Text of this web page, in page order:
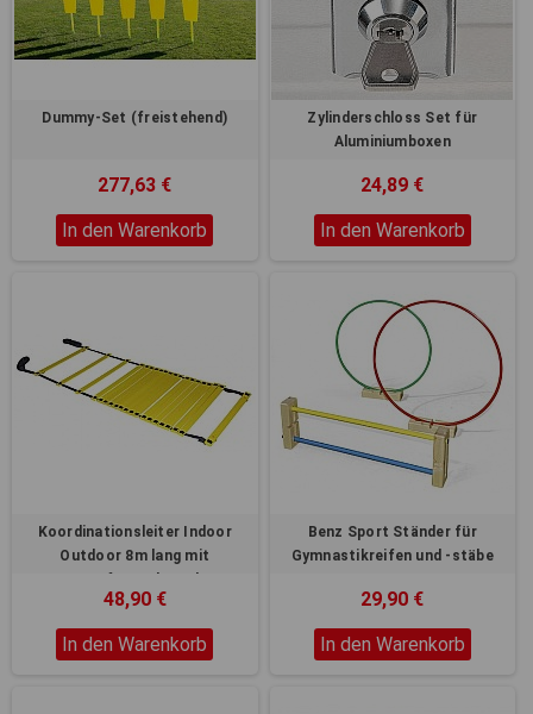
Dummy-Set (freistehend)
277,63 €
In den Warenkorb
Zylinderschloss Set für
Aluminiumboxen
24,89 €
In den Warenkorb
Koordinationsleiter Indoor
Outdoor 8m lang mit
Nägeln
48,90 €
In den Warenkorb
Benz Sport Ständer für
Gymnastikreifen und -stäbe
29,90 €
In den Warenkorb